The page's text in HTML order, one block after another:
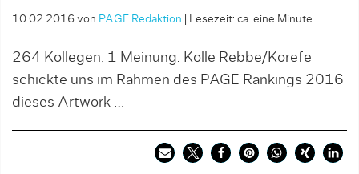
10.02.2016 von PAGE Redaktion Lesezeit: ca. eine Minute
264 Kollegen, 1 Meinung: Kolle Rebbe/Korefe
schickte uns im Rahmen des PAGE Rankings 2016
dieses Artwork …